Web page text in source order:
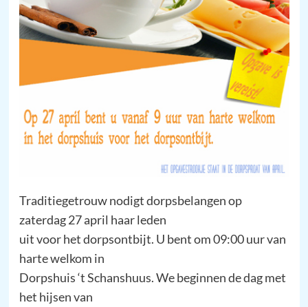
Traditiegetrouw nodigt dorpsbelangen op
zaterdag 27 april haar leden
uit voor het dorpsontbijt. U bent om 09:00 uur van
harte welkom in
Dorpshuis ‘t Schanshuus. We beginnen de dag met
het hijsen van